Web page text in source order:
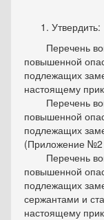
Утвердить:
Перечень
повышенной
подлежащих
настоящему
Перечень
повышенной
подлежащих
(Приложение №2
Перечень
повышенной
подлежащих
сержантами и
настоящему